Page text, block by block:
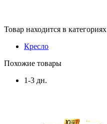
Товар находится в категориях
Кресло
Похожие товары
1-3 дн.